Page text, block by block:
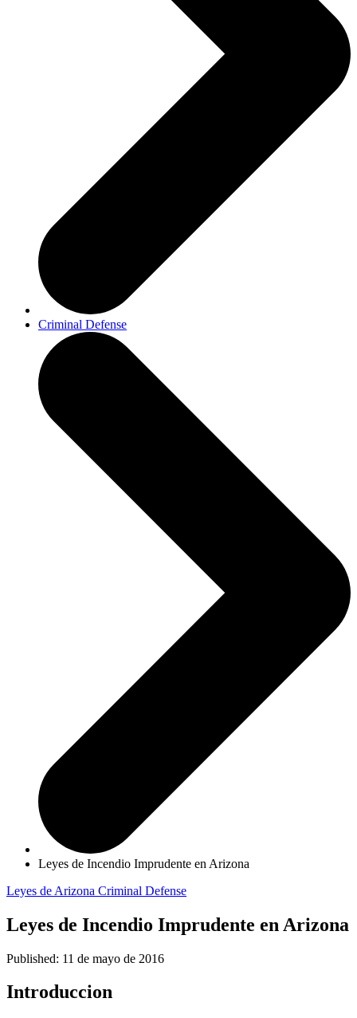
Criminal Defense
Leyes de Incendio Imprudente en Arizona
Leyes de Arizona Criminal Defense
Leyes de Incendio Imprudente en Arizona
Published: 11 de mayo de 2016
Introduccion